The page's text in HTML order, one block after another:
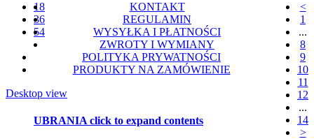
18
36
54
<
1
...
8
9
10
11
12
...
14
>
KONTAKT
REGULAMIN
WYSYŁKA I PŁATNOŚCI
ZWROTY I WYMIANY
POLITYKA PRYWATNOŚCI
PRODUKTY NA ZAMÓWIENIE
Desktop view
UBRANIA click to expand contents